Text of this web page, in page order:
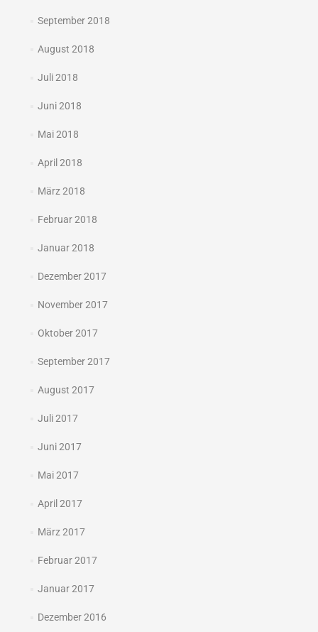
September 2018
August 2018
Juli 2018
Juni 2018
Mai 2018
April 2018
März 2018
Februar 2018
Januar 2018
Dezember 2017
November 2017
Oktober 2017
September 2017
August 2017
Juli 2017
Juni 2017
Mai 2017
April 2017
März 2017
Februar 2017
Januar 2017
Dezember 2016